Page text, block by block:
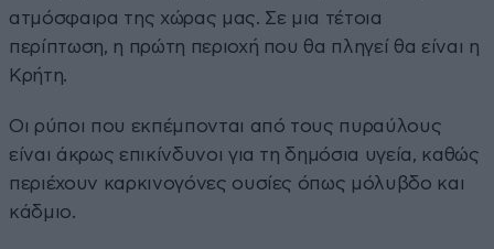
ατμόσφαιρα της χώρας μας. Σε μια τέτοια
περίπτωση, η πρώτη περιοχή που θα πληγεί θα είναι η
Κρήτη.
Οι ρύποι που εκπέμπονται από τους πυραύλους
είναι άκρως επικίνδυνοι για τη δημόσια υγεία, καθώς
περιέχουν καρκινογόνες ουσίες όπως μόλυβδο και
κάδμιο.